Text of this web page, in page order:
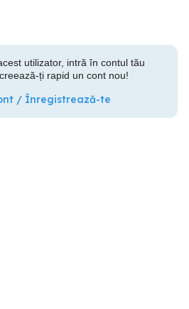
utilizator, intră în contul tău
ți rapid un cont nou!
/ Înregistrează-te